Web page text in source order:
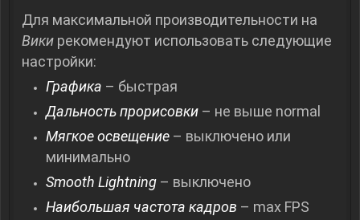
Для максимальной производительности на
Вики рекомендуют использовать следующие
настройки:
Графика – быстрая
Дальность прорисовки – не выше normal
Мягкое освещение – выключено или
минимально
Smooth Lightning – выключено
Наибольшая частота кадров – max FPS